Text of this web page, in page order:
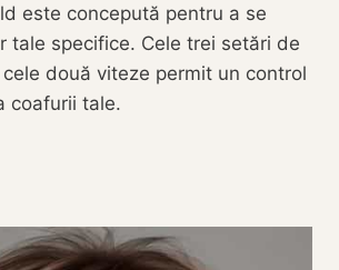
este concepută pentru a se
tale specifice. Cele trei setări de
două viteze permit un control
coafurii tale.